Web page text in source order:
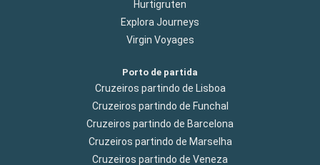
Hurtigruten
Explora Journeys
Virgin Voyages
Porto de partida
Cruzeiros partindo de Lisboa
Cruzeiros partindo de Funchal
Cruzeiros partindo de Barcelona
Cruzeiros partindo de Marselha
Cruzeiros partindo de Veneza